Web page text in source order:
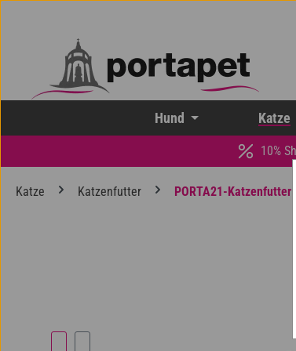
Hund Katze
10%
Katze Katzenfutter PORTA21-Katzenfutter